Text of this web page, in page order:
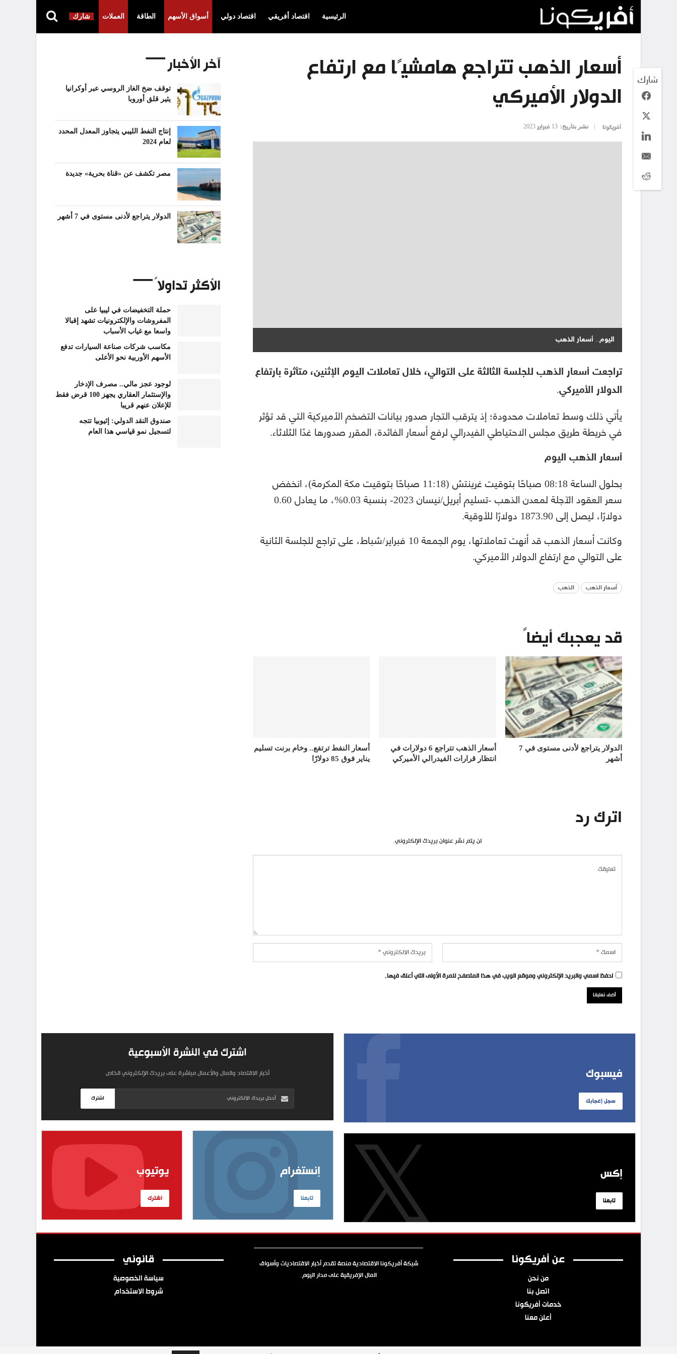
الرئيسية اقتصاد أفريقي اقتصاد دولي أسواق الأسهم الطاقة العملات شارك
أسعار الذهب تتراجع هامشيًا مع ارتفاع
الدولار الأميركي
أفريكونا نشر بتاريخ: 13 فبراير 2023
اليوم.. أسعار الذهب
شارك
تراجعت أسعار الذهب للجلسة الثالثة على التوالي، خلال تعاملات اليوم الإثنين، متأثرة بارتفاع
الدولار الأميركي.
يأتي ذلك وسط تعاملات محدودة؛ إذ يترقب التجار صدور بيانات التضخم الأميركية التي قد تؤثر
في خريطة طريق مجلس الاحتياطي الفيدرالي لرفع أسعار الفائدة، المقرر صدورها غدًا الثلاثاء.
أسعار الذهب اليوم
بحلول الساعة 08:18 صباحًا بتوقيت غرينتش (11:18 صباحًا بتوقيت مكة المكرمة)، انخفض
سعر العقود الآجلة لمعدن الذهب -تسليم أبريل/نيسان 2023- بنسبة 0.03%، ما يعادل 0.60
دولارًا، ليصل إلى 1873.90 دولارًا للأوقية.
وكانت أسعار الذهب قد أنهت تعاملاتها، يوم الجمعة 10 فبراير/شباط، على تراجع للجلسة الثانية
على التوالي مع ارتفاع الدولار الأميركي.
أسعار الذهب الذهب
قد يعجبك أيضاً
الدولار يتراجع لأدنى مستوى في 7
أشهر
أسعار الذهب تتراجع 6 دولارات في
انتظار قرارات الفيدرالي الأميركي
أسعار النفط ترتفع.. وخام برنت تسليم
يناير فوق 85 دولارًا
اترك رد
لن يتم نشر عنوان بريدك الإلكتروني.
احفظ اسمي والبريد الإلكتروني وموقع الويب في هذا المتصفح للمرة الأولى التي أعلق فيها.
آخر الأخبار
توقف ضخ الغاز الروسي عبر أوكرانيا
يثير قلق أوروبا
إنتاج النفط الليبي يتجاوز المعدل المحدد
لعام 2024
مصر تكشف عن «قناة بحرية» جديدة
الدولار يتراجع لأدنى مستوى في 7 أشهر
الأكثر تداولاً
حملة التخفيضات في ليبيا على
المفروشات والإلكترونيات تشهد إقبالا
واسعا مع غياب الأسباب
مكاسب شركات صناعة السيارات تدفع
الأسهم الأوربية نحو الأعلى
لوجود عجز مالي.. مصرف الإدخار
والإستثمار العقاري يجهز 100 قرض فقط
للإعلان عنهم قريبا
صندوق النقد الدولي: إثيوبيا تتجه
لتسجيل نمو قياسي هذا العام
فيسبوك
سجل إعجابك
إكس
تابعنا
اشترك في النشرة الأسبوعية
أخبار الاقتصاد والمال والأعمال مباشرة على بريدك الإلكتروني الخاص
اشترك
إنستغرام
تابعنا
يوتيوب
اشترك
عن أفريكونا
من نحن
اتصل بنا
خدمات أفريكونا
أعلن معنا
شبكة أفريكونا الاقتصادية منصة تقدم أخبار الاقتصاديات وأسواق
المال الإفريقية على مدار اليوم.
قانوني
سياسة الخصوصية
شروط الاستخدام
جميع الحقوق محفوظة © 2026 شبكة أفريكونا